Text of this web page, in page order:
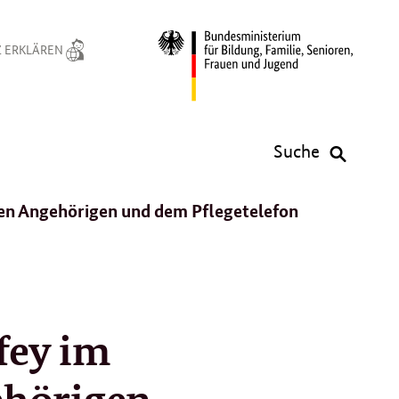
Suche
Angehörigen und dem Pflegetelefon
im